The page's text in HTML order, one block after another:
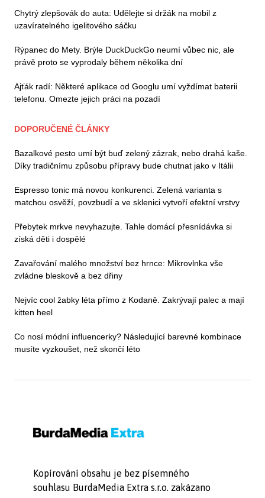
Chytrý zlepšovák do auta: Udělejte si držák na mobil z
uzavíratelného igelitového sáčku
Rýpanec do Mety. Brýle DuckDuckGo neumí vůbec nic, ale
právě proto se vyprodaly během několika dní
Ajťák radí: Některé aplikace od Googlu umí vyždímat baterii
telefonu. Omezte jejich práci na pozadí
DOPORUČENÉ ČLÁNKY
Bazalkové pesto umí být buď zelený zázrak, nebo drahá kaše.
Díky tradičnímu způsobu přípravy bude chutnat jako v Itálii
Espresso tonic má novou konkurenci. Zelená varianta s
matchou osvěží, povzbudí a ve sklenici vytvoří efektní vrstvy
Přebytek mrkve nevyhazujte. Tahle domácí přesnídávka si
získá děti i dospělé
Zavařování malého množství bez hrnce: Mikrovlnka vše
zvládne bleskově a bez dřiny
Nejvíc cool žabky léta přímo z Kodaně. Zakrývají palec a mají
kitten heel
Co nosí módní influencerky? Následující barevné kombinace
musíte vyzkoušet, než skončí léto
Kopírování obsahu je bez písemného
souhlasu BurdaMedia Extra s.r.o. zakázano